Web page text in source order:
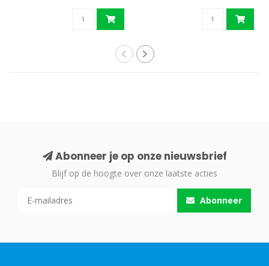
Abonneer je op onze nieuwsbrief
Blijf op de hoogte over onze laatste acties
Abonneer